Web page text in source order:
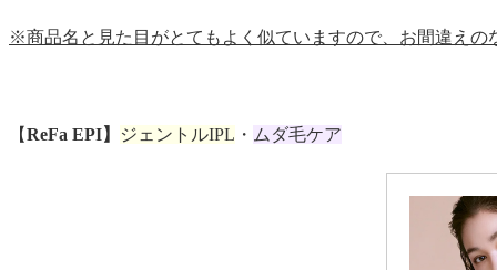
※商品名と見た目がとてもよく似ていますので、お間違えの
【ReFa EPI】 ジェントルIPL ・ ムダ毛ケア